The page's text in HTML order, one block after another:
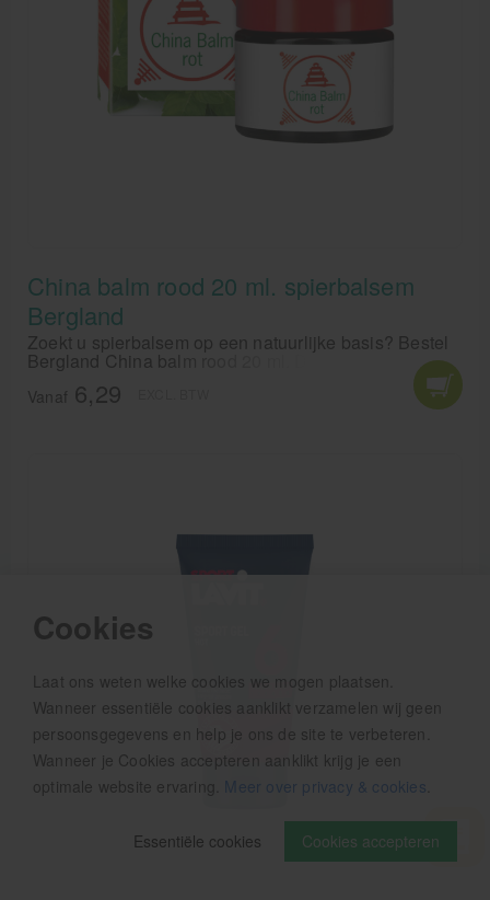
Cookies
Laat ons weten welke cookies we mogen plaatsen.
Wanneer essentiële cookies aanklikt verzamelen wij geen
persoonsgegevens en help je ons de site te verbeteren.
Wanneer je Cookies accepteren aanklikt krijg je een
optimale website ervaring. Meer over privacy & cookies
Cookies accepteren
Essentiële cookies
China balm rood 20 ml. spierbalsem
Bergland
Zoekt u spierbalsem op een natuurlijke basis? Bestel
Bergland China balm rood 20 ml. Deze spierbalsem is
100% natuurlijk, zonder conserveringsmiddelen.
Vanaf 6,29